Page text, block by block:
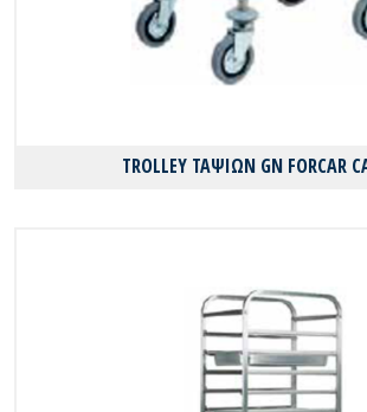
TROLLEY ΤΑΨΙΩΝ GN FORCAR